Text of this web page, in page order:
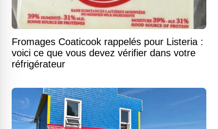
Fromages Coaticook rappelés pour Listeria :
voici ce que vous devez vérifier dans votre
réfrigérateur